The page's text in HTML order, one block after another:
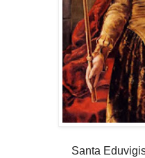
Santa